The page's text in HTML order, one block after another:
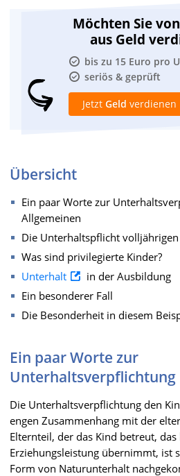
Möchten Sie
aus Geld
bis zu 15 Euro pro
seriös & geprüft
Jetzt Geld verdienen
Übersicht
Ein paar Worte zur
Allgemeinen
Die Unterhaltspflicht
Was sind privilegierte Kinder?
Unterhalt
in der Ausbildung
Ein besonderer Fall
Die Besonderheit in diesem
Ein paar Worte zur
Unterhaltsverpflichtung
Die Unterhaltsverpflichtung den
engen Zusammenhang mit der
Elternteil, der das Kind betreut,
Erziehungsleistung übernimmt, ist
Form von Naturunterhalt